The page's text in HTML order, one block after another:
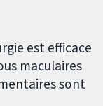
est efficace
maculaires
sont